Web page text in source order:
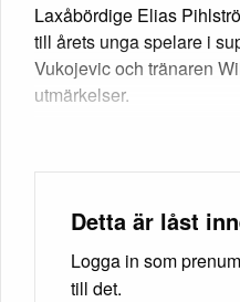
Laxåbördige Elias
till årets unga spelare i
Vukojevic och tränaren
utmärkelser.
Detta är låst
Logga in som
till det.